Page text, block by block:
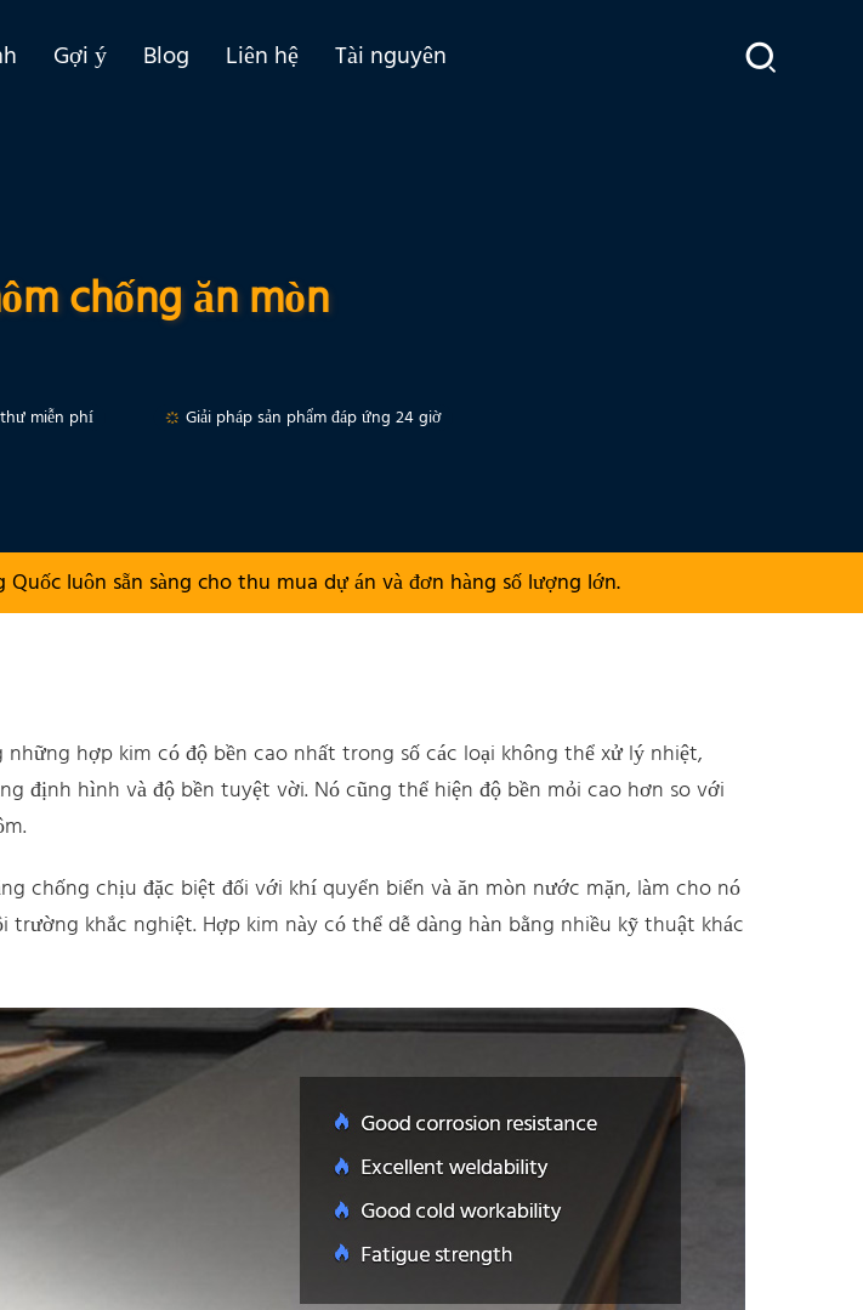
Gợi ý Blog Liên hệ Tài nguyên
chống ăn mòn
miễn phí Giải pháp sản phẩm đáp ứng 24 giờ
Quốc luôn sẵn sàng cho thu mua dự án và đơn hàng số lượng lớn.
hợp kim có độ bền cao nhất trong số các loại không thể xử lý nhiệt,
định hình và độ bền tuyệt vời. Nó cũng thể hiện độ bền mỏi cao hơn so với
chống chịu đặc biệt đối với khí quyển biển và ăn mòn nước mặn, làm cho nó
khắc nghiệt. Hợp kim này có thể dễ dàng hàn bằng nhiều kỹ thuật khác